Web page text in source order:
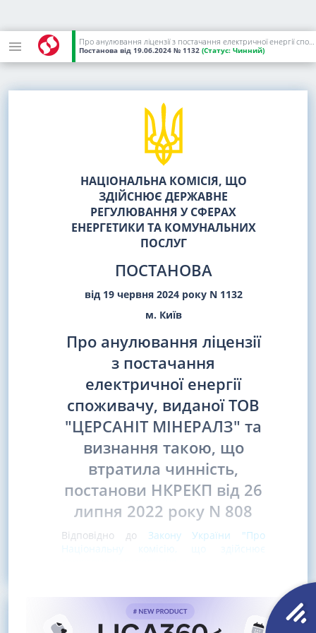
Про анулювання ліцензії з постачання електричної енергії споживачу, виданої ТОВ "ЦЕРСАНІТ МІНЕРАЛЗ" та визнання такою, що втратила чинність, постанови НКРЕКП від 26 липня 2022 року N 808
Постанова від 19.06.2024 № 1132 (Статус: Чинний)
НАЦІОНАЛЬНА КОМІСІЯ, ЩО
ЗДІЙСНЮЄ ДЕРЖАВНЕ
РЕГУЛЮВАННЯ У СФЕРАХ
ЕНЕРГЕТИКИ ТА КОМУНАЛЬНИХ
ПОСЛУГ
ПОСТАНОВА
від 19 червня 2024 року N 1132
м. Київ
Про анулювання ліцензії
з постачання
електричної енергії
споживачу, виданої ТОВ
"ЦЕРСАНІТ МІНЕРАЛЗ" та
визнання такою, що
втратила чинність,
постанови НКРЕКП від 26
липня 2022 року N 808
Відповідно до Закону України "Про
Національну комісію, що здійснює